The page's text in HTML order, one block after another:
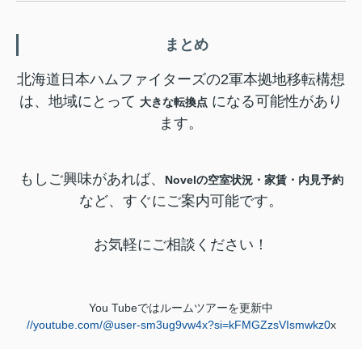
まとめ
北海道日本ハムファイターズの2軍本拠地移転構想
は、地域にとって 大きな転換点 になる可能性があり
ます。
もしご興味があれば、 Novelの空室状況・家賃・内見予約
など、すぐにご案内可能です。
お気軽にご相談ください！
You Tubeではルームツアーを更新中
//youtube.com/@user-sm3ug9vw4x?si=kFMGZzsVIsmwkz0x